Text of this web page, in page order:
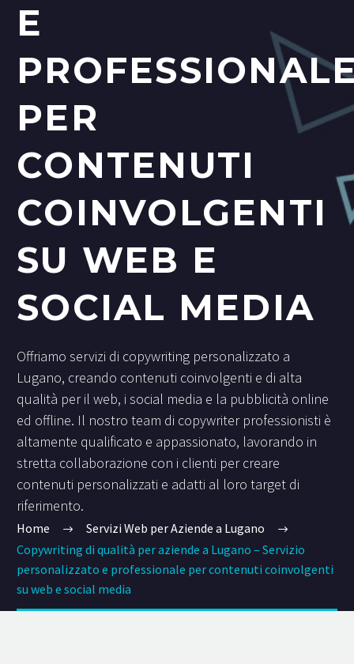
E
PER
CONTENUTI
COINVOLGENTI
SU WEB E
SOCIAL MEDIA
Offriamo servizi di copywriting personalizzato a
Lugano, creando contenuti coinvolgenti e di alta
qualità per il web, i social media e la pubblicità online
ed offline. Il nostro team di copywriter professionisti è
altamente qualificato e appassionato, lavorando in
stretta collaborazione con i clienti per creare
contenuti personalizzati e adatti al loro target di
riferimento.
Home
Servizi Web per Aziende a Lugano
Copywriting di qualità per aziende a Lugano – Servizio
personalizzato e professionale per contenuti coinvolgenti
su web e social media